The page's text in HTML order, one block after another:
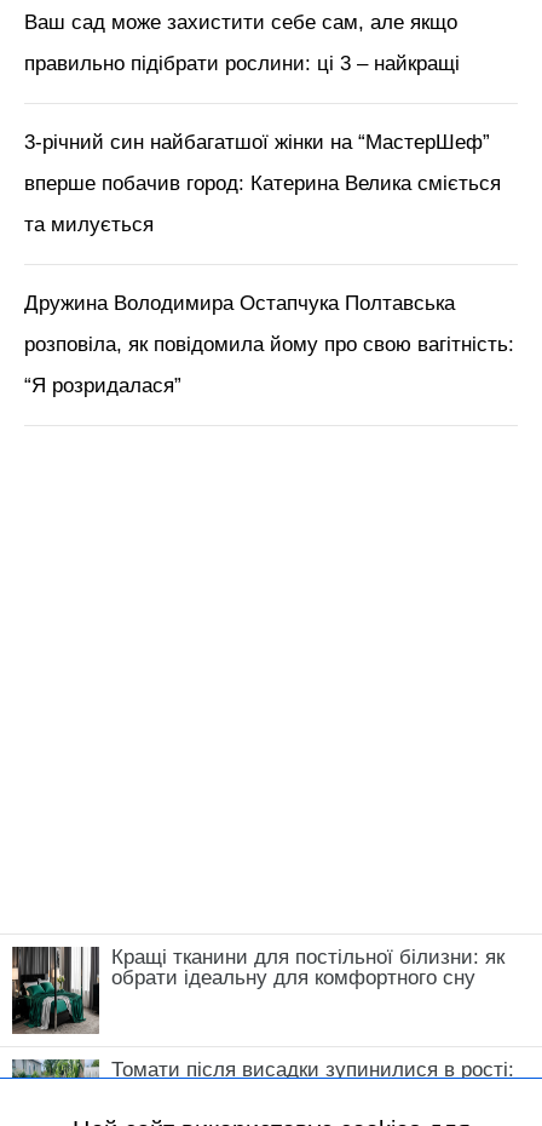
Ваш сад може захистити себе сам, але якщо
правильно підібрати рослини: ці 3 – найкращі
3-річний син найбагатшої жінки на “МастерШеф”
вперше побачив город: Катерина Велика сміється
та милується
Дружина Володимира Остапчука Полтавська
розповіла, як повідомила йому про свою вагітність:
“Я розридалася”
Кращі тканини для постільної білизни: як
обрати ідеальну для комфортного сну
Томати після висадки зупинилися в рості: